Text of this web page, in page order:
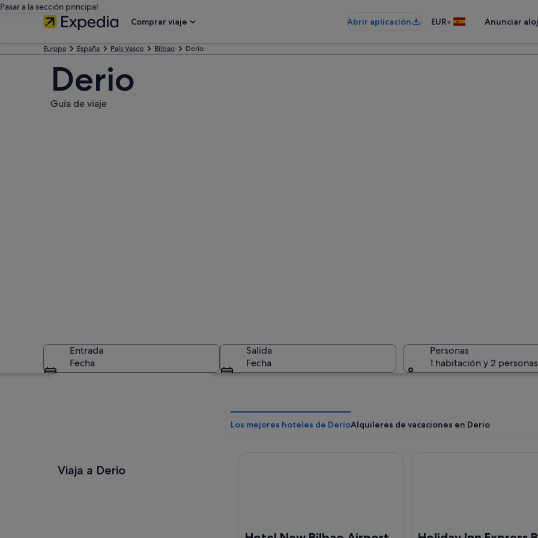
Pasar a la sección principal
Comprar viaje
Abrir aplicación EUR• Anunciar
Europa España País Vasco Bilbao Derio
Derio
Guía de viaje
Entrada
Fecha
Salida
Fecha
Personas
1 habitación y 2 personas
Viaja a Derio
Los mejores hoteles de DerioAlquileres de vacaciones en Derio